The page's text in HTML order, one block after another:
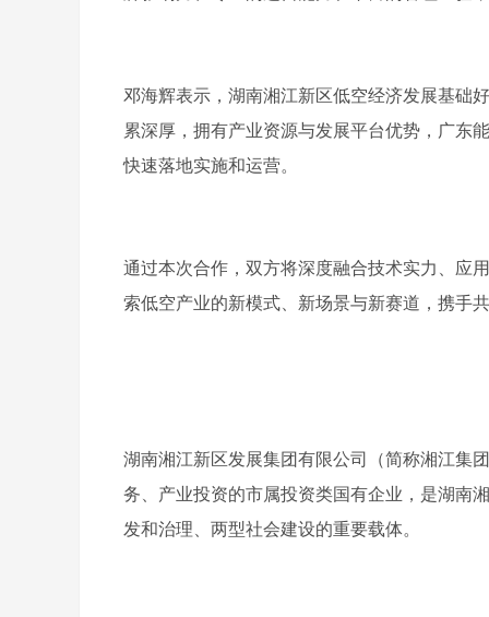
邓海辉表示，湖南湘江新区低空经济发展基础
累深厚，拥有产业资源与发展平台优势，广东
快速落地实施和运营。
通过本次合作，双方将深度融合技术实力、应
索低空产业的新模式、新场景与新赛道，携手
湖南湘江新区发展集团有限公司（简称湘江集
务、产业投资的市属投资类国有企业，是湖南
发和治理、两型社会建设的重要载体。